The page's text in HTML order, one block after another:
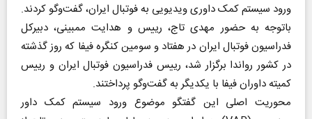
ورود سیستم کمک داوری ویدیویی به فوتبال ایران، گفت‌وگو کردند.
باتوجه به حضور مهدی تاج، رییس و هدایت ممبینی، دبیرکل
فدراسیون فوتبال ایران در هفتاد و سومین کنگره فیفا که روز گذشته
در کشور رواندا برگزار شد، رییس فدراسیون فوتبال ایران و رییس
کمیته داوران فیفا با یکدیگر به گفت‌وگو پرداختند.
محوریت اصلی این گفتگو موضوع ورود سیستم کمک داور